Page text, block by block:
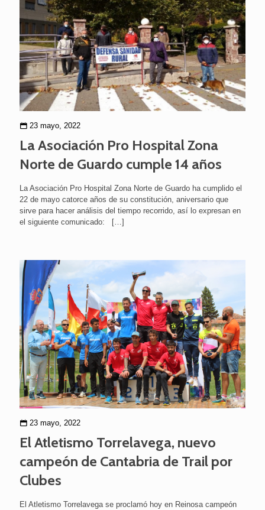
23 mayo, 2022
La Asociación Pro Hospital Zona
Norte de Guardo cumple 14 años
La Asociación Pro Hospital Zona Norte de Guardo ha cumplido el
22 de mayo catorce años de su constitución, aniversario que
sirve para hacer análisis del tiempo recorrido, así lo expresan en
el siguiente comunicado:
[…]
23 mayo, 2022
El Atletismo Torrelavega, nuevo
campeón de Cantabria de Trail por
Clubes
El Atletismo Torrelavega se proclamó hoy en Reinosa campeón